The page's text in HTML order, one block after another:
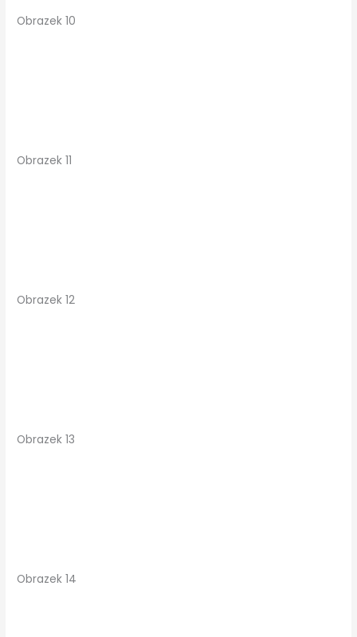
Obrazek 10
Obrazek 11
Obrazek 12
Obrazek 13
Obrazek 14